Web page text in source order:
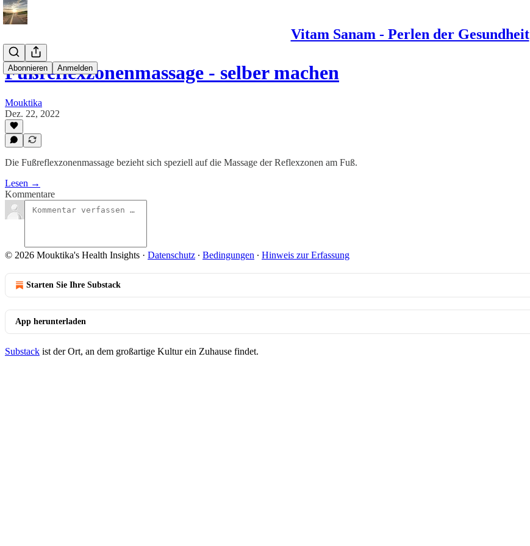
Vitam Sanam - Perlen der Gesundheit
Abonnieren Anmelden
Fußreflexzonenmassage - selber machen
Mouktika
Dez. 22, 2022
Die Fußreflexzonenmassage bezieht sich speziell auf die Massage der Reflexzonen am Fuß.
Lesen →
Kommentare
© 2026 Mouktika's Health Insights · Datenschutz ∙ Bedingungen ∙ Hinweis zur Erfassung
Starten Sie Ihre Substack
App herunterladen
Substack ist der Ort, an dem großartige Kultur ein Zuhause findet.